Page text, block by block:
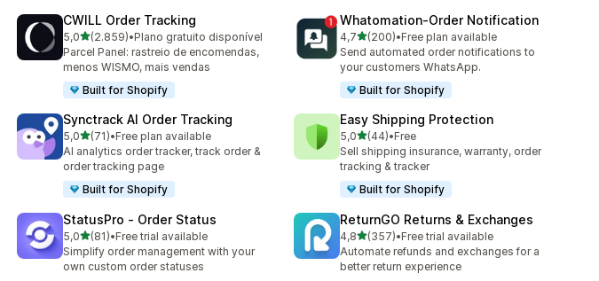
CWILL Order Tracking
5,0de 5 estrelas
(2.859)
2859 total de avaliações
•Plano gratuito disponível
Parcel Panel: rastreio de encomendas,
menos WISMO, mais vendas
Built for Shopify
Whatomation‑Order Notification
4,7de 5 estrelas
(200)
200 total de avaliações
•Free plan available
Send automated order notifications to
your customers WhatsApp.
Built for Shopify
Synctrack AI Order Tracking
5,0de 5 estrelas
(71)
71 total de avaliações
•Free plan available
AI analytics order tracker, track order &
order tracking page
Built for Shopify
Easy Shipping Protection
5,0de 5 estrelas
(44)
44 total de avaliações
•Free
Sell shipping insurance, warranty, order
tracking & tracker
Built for Shopify
StatusPro ‑ Order Status
5,0de 5 estrelas
(81)
81 total de avaliações
•Free trial available
Simplify order management with your
own custom order statuses
ReturnGO Returns & Exchanges
4,8de 5 estrelas
(357)
357 total de avaliações
•Free trial available
Automate refunds and exchanges for a
better return experience